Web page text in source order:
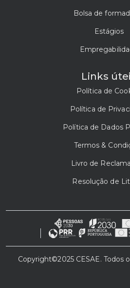
Bolsa de
Estágios
Links
Política de
Política de
Política de Dados
Termos &
Livro de
Resolução de
Copyright©2025 CESAE. Todos